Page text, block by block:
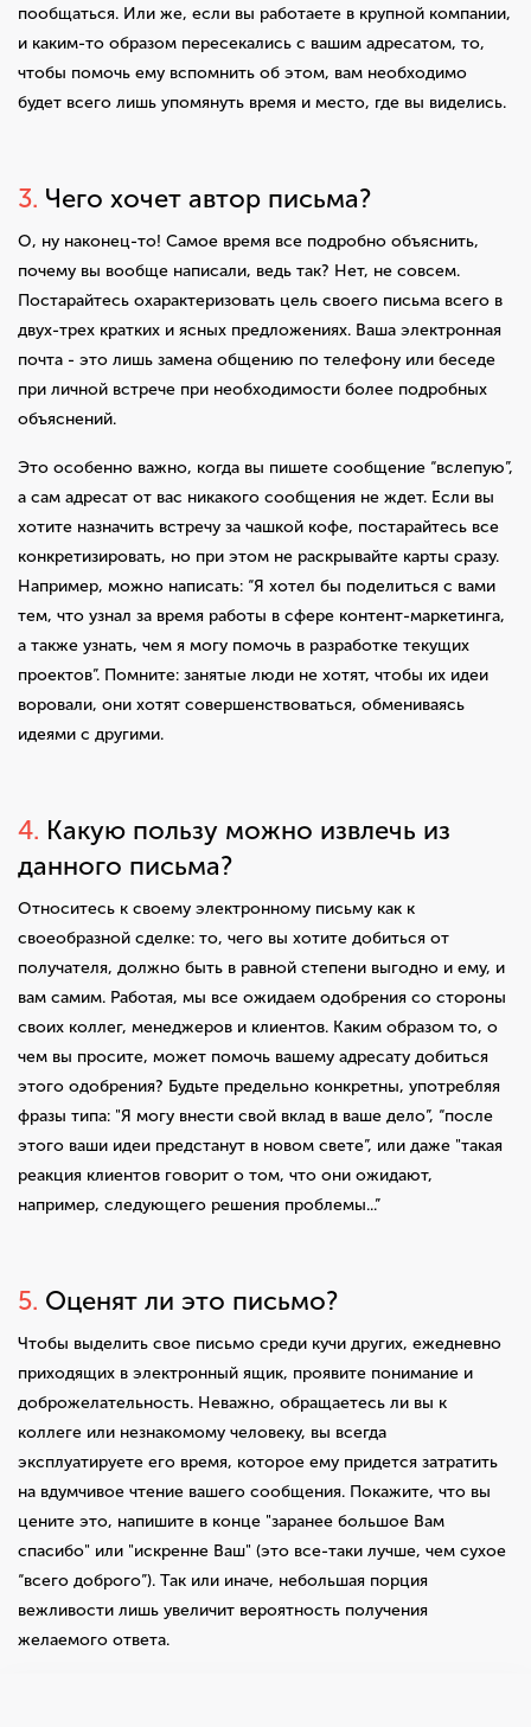
пообщаться. Или же, если вы работаете в крупной компании,
и каким-то образом пересекались с вашим адресатом, то,
чтобы помочь ему вспомнить об этом, вам необходимо
будет всего лишь упомянуть время и место, где вы виделись.
3. Чего хочет автор письма?
О, ну наконец-то! Самое время все подробно объяснить,
почему вы вообще написали, ведь так? Нет, не совсем.
Постарайтесь охарактеризовать цель своего письма всего в
двух-трех кратких и ясных предложениях. Ваша электронная
почта - это лишь замена общению по телефону или беседе
при личной встрече при необходимости более подробных
объяснений.
Это особенно важно, когда вы пишете сообщение “вслепую”,
а сам адресат от вас никакого сообщения не ждет. Если вы
хотите назначить встречу за чашкой кофе, постарайтесь все
конкретизировать, но при этом не раскрывайте карты сразу.
Например, можно написать: “Я хотел бы поделиться с вами
тем, что узнал за время работы в сфере контент-маркетинга,
а также узнать, чем я могу помочь в разработке текущих
проектов”. Помните: занятые люди не хотят, чтобы их идеи
воровали, они хотят совершенствоваться, обмениваясь
идеями с другими.
4. Какую пользу можно извлечь из
данного письма?
Относитесь к своему электронному письму как к
своеобразной сделке: то, чего вы хотите добиться от
получателя, должно быть в равной степени выгодно и ему, и
вам самим. Работая, мы все ожидаем одобрения со стороны
своих коллег, менеджеров и клиентов. Каким образом то, о
чем вы просите, может помочь вашему адресату добиться
этого одобрения? Будьте предельно конкретны, употребляя
фразы типа: "Я могу внести свой вклад в ваше дело”, “после
этого ваши идеи предстанут в новом свете”, или даже "такая
реакция клиентов говорит о том, что они ожидают,
например, следующего решения проблемы...”
5. Оценят ли это письмо?
Чтобы выделить свое письмо среди кучи других, ежедневно
приходящих в электронный ящик, проявите понимание и
доброжелательность. Неважно, обращаетесь ли вы к
коллеге или незнакомому человеку, вы всегда
эксплуатируете его время, которое ему придется затратить
на вдумчивое чтение вашего сообщения. Покажите, что вы
цените это, напишите в конце "заранее большое Вам
спасибо" или "искренне Ваш" (это все-таки лучше, чем сухое
“всего доброго”). Так или иначе, небольшая порция
вежливости лишь увеличит вероятность получения
желаемого ответа.